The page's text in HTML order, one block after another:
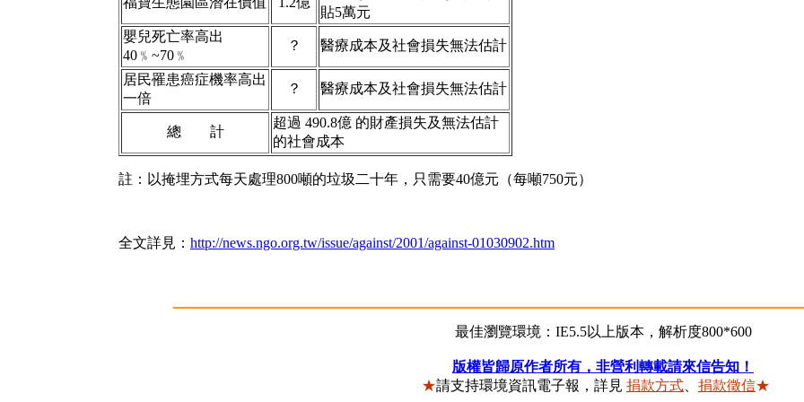
貼5萬元
嬰兒死亡率高出
40﹪~70﹪
？ 醫療成本及社會損失無法估計
居民罹患癌症機率高出
一倍
？ 醫療成本及社會損失無法估計
總 計
超過 490.8億 的財產損失及無法估計
的社會成本
註：以掩埋方式每天處理800噸的垃圾二十年，只需要40億元（每噸750元）
全文詳見： http://news.ngo.org.tw/issue/against/2001/against-01030902.htm
最佳瀏覽環境：IE5.5以上版本，解析度800*600
版權皆歸原作者所有，非營利轉載請來信告知！
★請支持環境資訊電子報，詳見 捐款方式 捐款徵信★